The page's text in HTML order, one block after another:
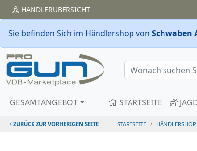
HÄNDLERÜBERSICHT
Sie befinden Sich im Händlershop von Schwaben
GESAMTANGEBOT STARTSEITE
ZURÜCK ZUR VORHERIGEN SEITE STARTSEITE HÄNDLERSHOP